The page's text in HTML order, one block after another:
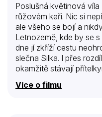
Poslušná květinová
růžovém keři. Nic si
ale všeho se bojí a
Letnozemě, kde by se
dne jí zkříží cestu
slečna Silka. I přes
okamžitě stávají
svého keře. Když ale
Více o filmu